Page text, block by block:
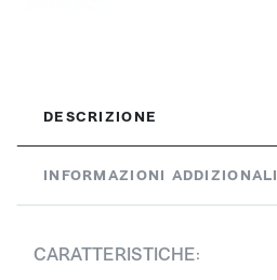
DESCRIZIONE
INFORMAZIONI ADDIZIONALI
CARATTERISTICHE: